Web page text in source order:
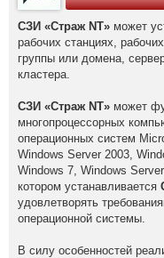
Вход в аккаунт
СЗИ «Страж NT» может
рабочих станциях,
группы или домена,
кластера.
СЗИ «Страж NT» может
многопроцессорных
операционных систем
Windows Server 2003,
Windows 7, Windows
котором устанавливается
удовлетворять
операционной системы.
В силу особенностей